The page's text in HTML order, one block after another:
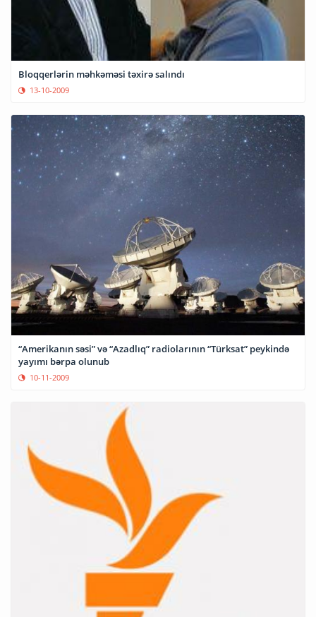
Bloqqerlərin məhkəməsi təxirə salındı
13-10-2009
“Amerikanın səsi” və “Azadlıq” radiolarının “Türksat” peykində
yayımı bərpa olunub
10-11-2009